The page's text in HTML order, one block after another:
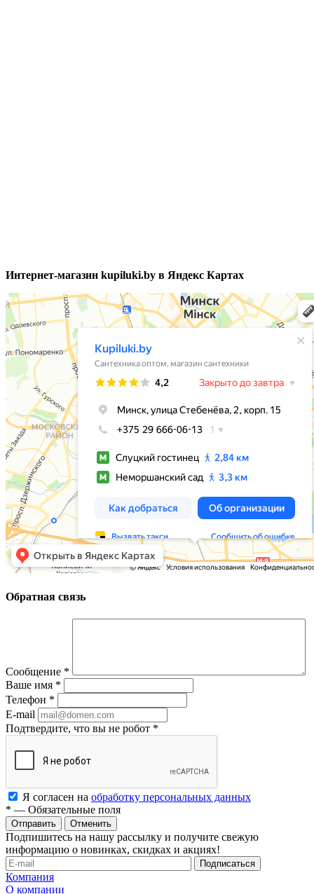
Интернет-магазин kupiluki.by в Яндекс Картах
Обратная связь
Сообщение *
Ваше имя *
Телефон *
E-mail
Подтвердите, что вы не робот *
Я согласен на обработку персональных данных
* — Обязательные поля
Отменить
Подпишитесь на нашу рассылку и получите свежую
информацию о новинках, скидках и акциях!
Компания
О компании